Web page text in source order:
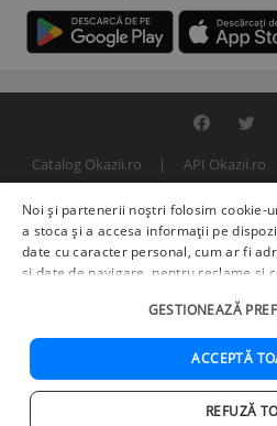
Catalog Okazii.ro API Okazii.ro
© 2000 - 2026 S.C.
Noi și partenerii noștri folosim cookie-
a stoca și a accesa informații pe
date cu caracter personal, cum ar fi
și date de navigare, pentru reclame și
îmbunătățirea serviciilor.Furnizori terți
prelucra datele dvs. în aceste și alte
precise de geolocalizare și
dvs. se aplică doar acestui site web.
interes legitim în loc de
. Vă puteți retrage
GESTIONEAZĂ
ACCEPTĂ
REFUZĂ